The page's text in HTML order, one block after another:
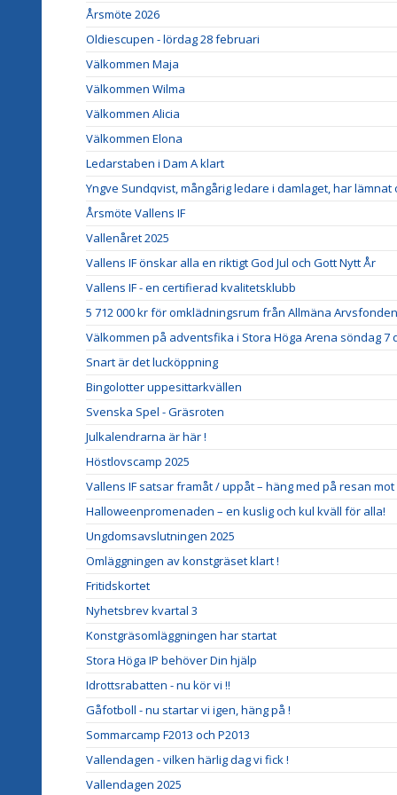
Årsmöte 2026
Oldiescupen - lördag 28 februari
Välkommen Maja
Välkommen Wilma
Välkommen Alicia
Välkommen Elona
Ledarstaben i Dam A klart
Yngve Sundqvist, mångårig ledare i damlaget, har lämnat
Årsmöte Vallens IF
Vallenåret 2025
Vallens IF önskar alla en riktigt God Jul och Gott Nytt År
Vallens IF - en certifierad kvalitetsklubb
5 712 000 kr för omklädningsrum från Allmäna
Välkommen på adventsfika i Stora Höga Arena söndag 7
Snart är det lucköppning
Bingolotter uppesittarkvällen
Svenska Spel - Gräsroten
Julkalendrarna är här !
Höstlovscamp 2025
Vallens IF satsar framåt / uppåt – häng med på resan mot
Halloweenpromenaden – en kuslig och kul kväll för alla!
Ungdomsavslutningen 2025
Omläggningen av konstgräset klart !
Fritidskortet
Nyhetsbrev kvartal 3
Konstgräsomläggningen har startat
Stora Höga IP behöver Din hjälp
Idrottsrabatten - nu kör vi !!
Gåfotboll - nu startar vi igen, häng på !
Sommarcamp F2013 och P2013
Vallendagen - vilken härlig dag vi fick !
Vallendagen 2025